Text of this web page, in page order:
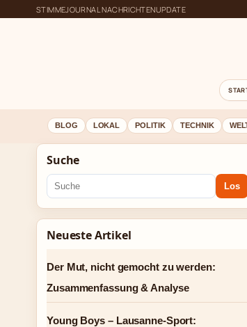
STIMMEJOURNAL NACHRICHTENUPDATE
BLOG LOKAL POLITIK TECHNIK
Suche
Los
Neueste Artikel
Der Mut, nicht gemocht zu werden:
Zusammenfassung & Analyse
Young Boys – Lausanne-Sport: